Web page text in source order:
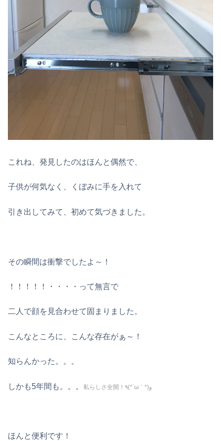
これね、発見したのはほんと偶然で、
子供が何気なく、くぼみに手を入れて
引き出してみて、初めて気づきました。
その瞬間は衝撃でしたよ～！
！！！！！・・・・って無言で
二人で顔を見合わせて固まりました。
こんなところに、こんな存在がぁ～！
知らんかった。。。
しかも5年間も。。。 私らしさ全開！٩(*´ω｀*)و
ほんと便利です！